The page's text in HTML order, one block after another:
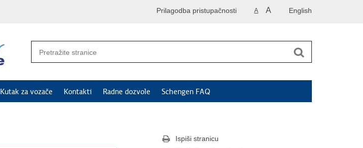
English
A A
Prilagodba pristupačnosti
Kutak za vozače Kontakti Radne dozvole Schengen FAQ
Ispiši stranicu